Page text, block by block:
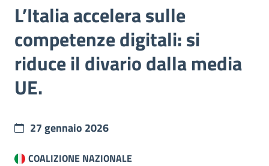
L’Italia accelera sulle
competenze digitali: si
riduce il divario dalla media
UE.
27 gennaio 2026
COALIZIONE NAZIONALE